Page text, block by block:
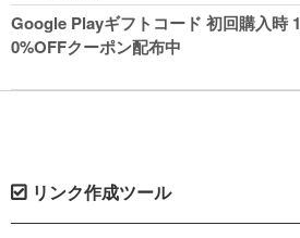
Google Playギフトコード 初回購入時 1
0%OFFクーポン配布中
リンク作成ツール